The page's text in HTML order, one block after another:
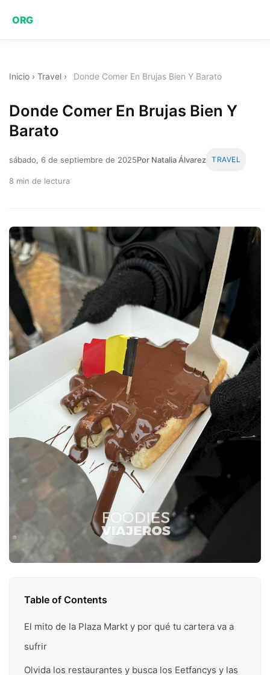
ORG
Inicio › Travel › Donde Comer En Brujas Bien Y Barato
Donde Comer En Brujas Bien Y
Barato
sábado, 6 de septiembre de 2025Por Natalia Álvarez TRAVEL
8 min de lectura
Table of Contents
El mito de la Plaza Markt y por qué tu cartera va a
sufrir
Olvida los restaurantes y busca los Eetfancys y las